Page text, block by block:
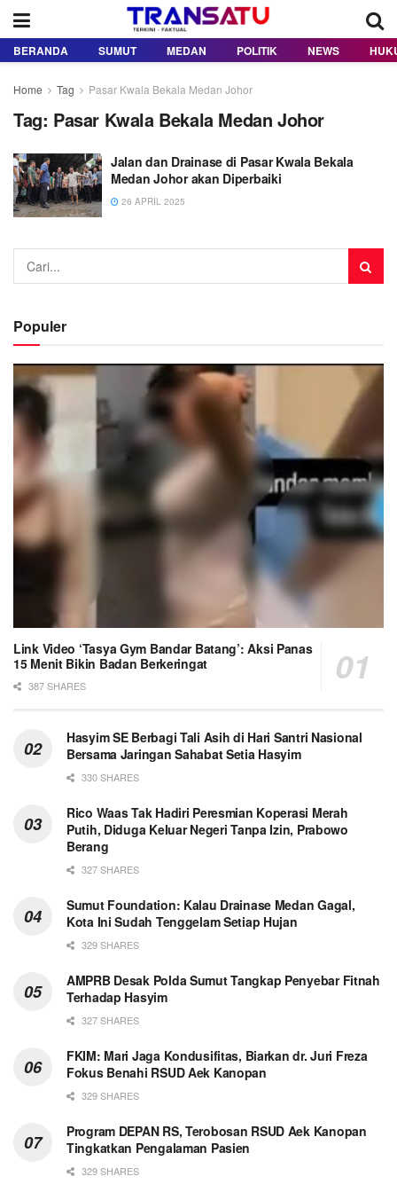
BERANDA SUMUT MEDAN POLITIK NEWS
Home Tag Pasar Kwala Bekala Medan Johor
Tag: Pasar Kwala Bekala Medan Johor
Jalan dan Drainase di Pasar Kwala Bekala
Medan Johor akan Diperbaiki
26 APRIL 2025
Populer
Link Video ‘Tasya Gym Bandar Batang’: Aksi Panas
15 Menit Bikin Badan Berkeringat
387 SHARES
Hasyim SE Berbagi Tali Asih di Hari Santri Nasional
Bersama Jaringan Sahabat Setia Hasyim
330 SHARES
Rico Waas Tak Hadiri Peresmian Koperasi Merah
Putih, Diduga Keluar Negeri Tanpa Izin, Prabowo
Berang
327 SHARES
Sumut Foundation: Kalau Drainase Medan Gagal,
Kota Ini Sudah Tenggelam Setiap Hujan
329 SHARES
AMPRB Desak Polda Sumut Tangkap Penyebar Fitnah
Terhadap Hasyim
327 SHARES
FKIM: Mari Jaga Kondusifitas, Biarkan dr. Juri Freza
Fokus Benahi RSUD Aek Kanopan
329 SHARES
Program DEPAN RS, Terobosan RSUD Aek Kanopan
Tingkatkan Pengalaman Pasien
329 SHARES